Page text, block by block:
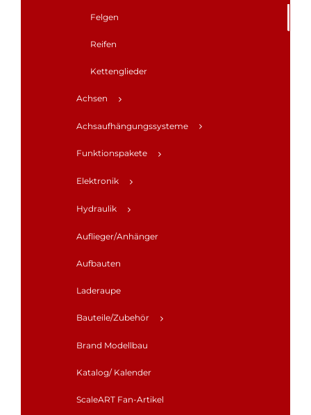
Felgen
Reifen
Kettenglieder
Achsen
Achsaufhängungssysteme
Funktionspakete
Elektronik
Hydraulik
Auflieger/Anhänger
Aufbauten
Laderaupe
Bauteile/Zubehör
Brand Modellbau
Katalog/ Kalender
ScaleART Fan-Artikel